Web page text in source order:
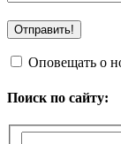
Оповещать о
Поиск по сайту: